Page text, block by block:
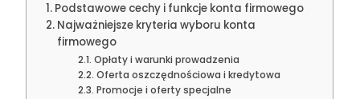
Podstawowe cechy i funkcje konta firmowego
Najważniejsze kryteria wyboru konta
firmowego
Opłaty i warunki prowadzenia
Oferta oszczędnościowa i kredytowa
Promocje i oferty specjalne